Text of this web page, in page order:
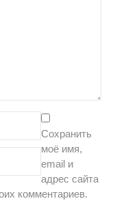
Сохранить
моё имя,
email и
адрес сайта
комментариев.